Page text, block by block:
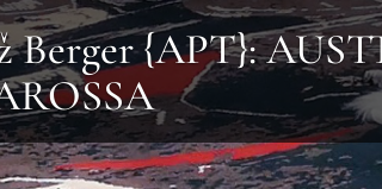
Berger {APT}: